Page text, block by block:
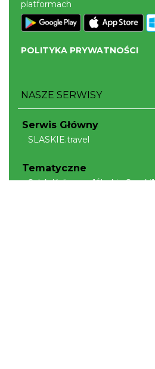
platformach
POLITYKA PRYWATNOŚCI
NASZE SERWISY
Serwis Główny
SLASKIE.travel
Tematyczne
Szlak Kulinarny "Śląskie Smaki"